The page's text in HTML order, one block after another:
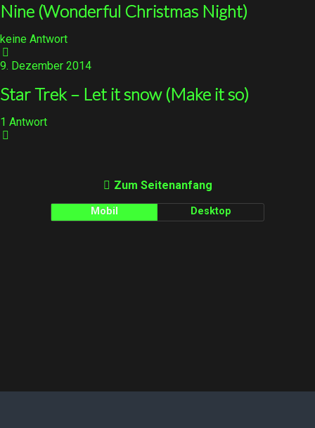
Nine (Wonderful Christmas Night)
keine Antwort
9. Dezember 2014
Star Trek – Let it snow (Make it so)
1 Antwort
Zum Seitenanfang
Mobil Desktop